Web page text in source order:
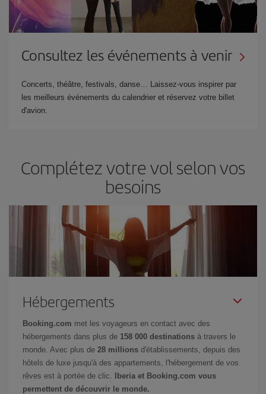
Consultez les événements à venir
Concerts, théâtre, festivals, danse… Laissez-vous inspirer par
les meilleurs événements du calendrier et réservez votre billet
d'avion.
Complétez votre vol selon vos
besoins
Hébergements
Booking.com met les voyageurs en contact avec des
hébergements dans plus de 158 000 destinations à travers le
monde. Avec plus de 28 millions d'établissements, depuis des
hôtels de luxe jusqu'à des appartements, l'hébergement de vos
rêves est à portée de clic.
Iberia et Booking.com vous
permettent de découvrir le monde.